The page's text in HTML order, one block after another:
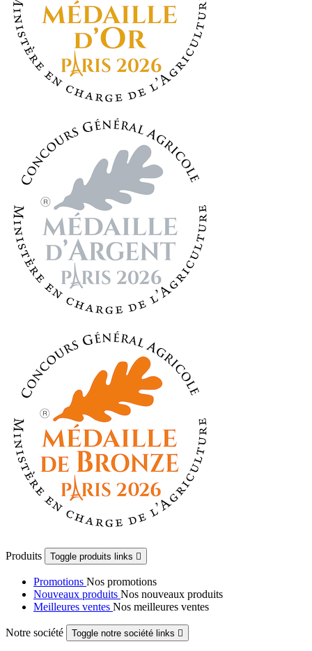
Produits Toggle produits links 
Promotions Nos promotions
Nouveaux produits Nos nouveaux produits
Meilleures ventes Nos meilleures ventes
Notre société Toggle notre société links 